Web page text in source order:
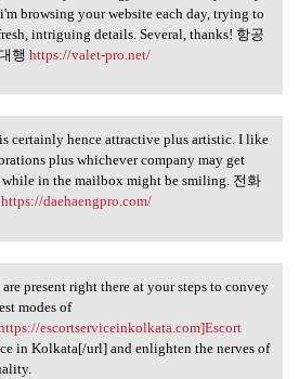
browsing your website each day, trying to
intriguing details. Several, thanks! 항공
행 https://valet-pro.net/
certainly hence
certainly hence attractive plus artistic. I like
plus whichever company may get
while in the mailbox might be smiling. 전화
https://daehaengpro.com/
present right there
present right there at your steps to convey
modes of
escortserviceinkolkata.com]Escort
in Kolkata[/url] and enlighten the nerves of